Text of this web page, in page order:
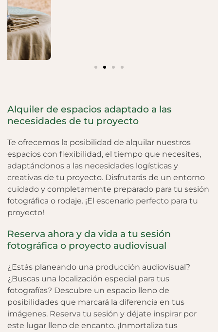
Alquiler de espacios adaptado a las
necesidades de tu proyecto
Te ofrecemos la posibilidad de alquilar nuestros
espacios con flexibilidad, el tiempo que necesites,
adaptándonos a las necesidades logísticas y
creativas de tu proyecto. Disfrutarás de un entorno
cuidado y completamente preparado para tu sesión
fotográfica o rodaje. ¡El escenario perfecto para tu
proyecto!
Reserva ahora y da vida a tu sesión
fotográfica o proyecto audiovisual
¿Estás planeando una producción audiovisual?
¿Buscas una localización especial para tus
fotografías? Descubre un espacio lleno de
posibilidades que marcará la diferencia en tus
imágenes. Reserva tu sesión y déjate inspirar por
este lugar lleno de encanto. ¡Inmortaliza tus